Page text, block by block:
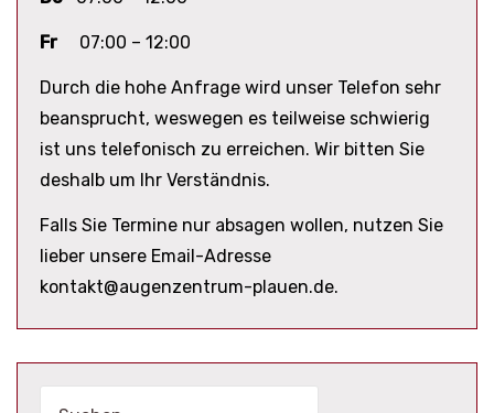
Fr 07:00 – 12:00
Durch die hohe Anfrage wird unser Telefon sehr
beansprucht, weswegen es teilweise schwierig
ist uns telefonisch zu erreichen. Wir bitten Sie
deshalb um Ihr Verständnis.
Falls Sie Termine nur absagen wollen, nutzen Sie
lieber unsere Email-Adresse
kontakt@augenzentrum-plauen.de.